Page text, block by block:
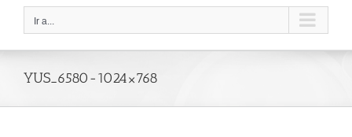
Ir a...
YUS_6580-1024×768